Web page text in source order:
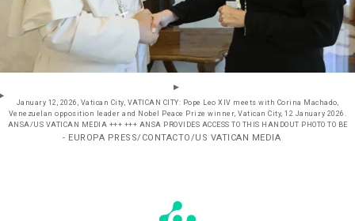
January 12, 2026, Vatican City, VATICAN CITY: Pope Leo XIV meets with Corina Machado,
Venezuelan opposition leader and Nobel Peace Prize winner, Vatican City, 12 January 2026.
ANSA/US VATICAN MEDIA +++ +++ ANSA PROVIDES ACCESS TO THIS HANDOUT PHOTO TO BE
- EUROPA PRESS/CONTACTO/US VATICAN MEDIA